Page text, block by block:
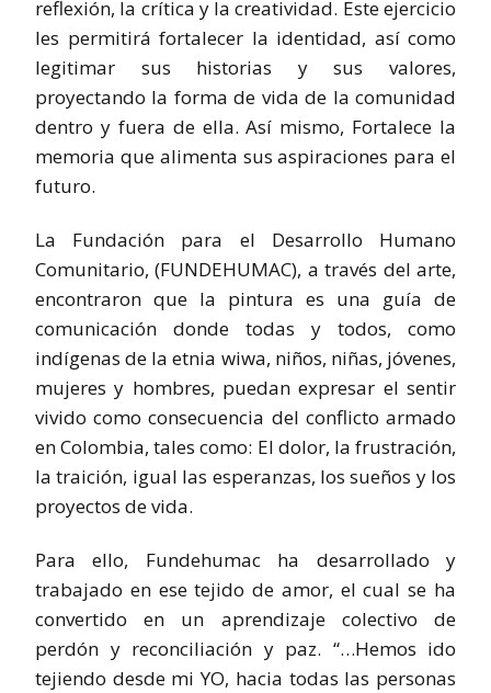
reflexión, la crítica y la creatividad. Este ejercicio
les permitirá fortalecer la identidad, así como
legitimar sus historias y sus valores,
proyectando la forma de vida de la comunidad
dentro y fuera de ella. Así mismo, Fortalece la
memoria que alimenta sus aspiraciones para el
futuro.
La Fundación para el Desarrollo Humano
Comunitario, (FUNDEHUMAC), a través del arte,
encontraron que la pintura es una guía de
comunicación donde todas y todos, como
indígenas de la etnia wiwa, niños, niñas, jóvenes,
mujeres y hombres, puedan expresar el sentir
vivido como consecuencia del conflicto armado
en Colombia, tales como: El dolor, la frustración,
la traición, igual las esperanzas, los sueños y los
proyectos de vida.
Para ello, Fundehumac ha desarrollado y
trabajado en ese tejido de amor, el cual se ha
convertido en un aprendizaje colectivo de
perdón y reconciliación y paz. “…Hemos ido
tejiendo desde mi YO, hacia todas las personas